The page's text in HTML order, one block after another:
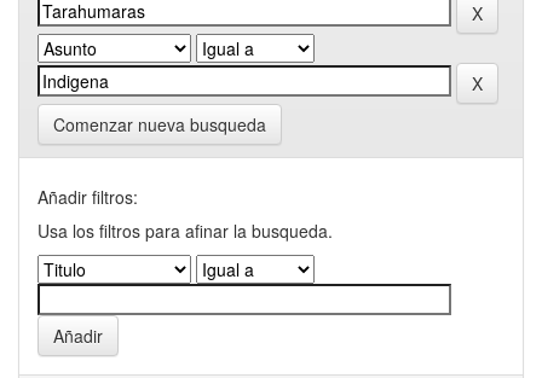
Comenzar nueva busqueda
Añadir filtros:
Usa los filtros para afinar la busqueda.